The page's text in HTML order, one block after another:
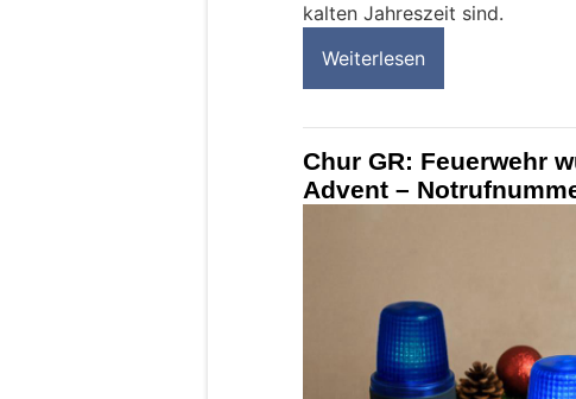
kalten Jahreszeit sind.
Weiterlesen
Chur GR: Feuerwehr
Advent –